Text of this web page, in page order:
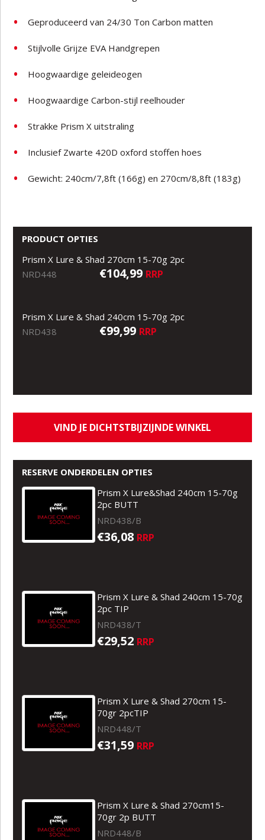
Geproduceerd van 24/30 Ton Carbon matten
Stijlvolle Grijze EVA Handgrepen
Hoogwaardige geleideogen
Hoogwaardige Carbon-stijl reelhouder
Strakke Prism X uitstraling
Inclusief Zwarte 420D oxford stoffen hoes
Gewicht: 240cm/7,8ft (166g) en 270cm/8,8ft (183g)
PRODUCT OPTIES
Prism X Lure & Shad 270cm 15-70g 2pc
NRD448
€104,99 RRP
Prism X Lure & Shad 240cm 15-70g 2pc
NRD438
€99,99 RRP
VIND JE DICHTSTBIJZIJNDE WINKEL
RESERVE ONDERDELEN OPTIES
Prism X Lure&Shad 240cm 15-70g
2pc BUTT
NRD438/B
€36,08 RRP
Prism X Lure & Shad 240cm 15-70g
2pc TIP
NRD438/T
€29,52 RRP
Prism X Lure & Shad 270cm 15-
70gr 2pcTIP
NRD448/T
€31,59 RRP
Prism X Lure & Shad 270cm15-
70gr 2p BUTT
NRD448/B